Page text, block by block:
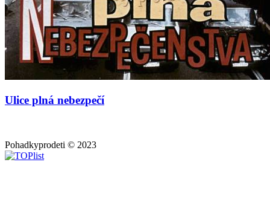
Ulice plná nebezpečí
Pohadkyprodeti © 2023